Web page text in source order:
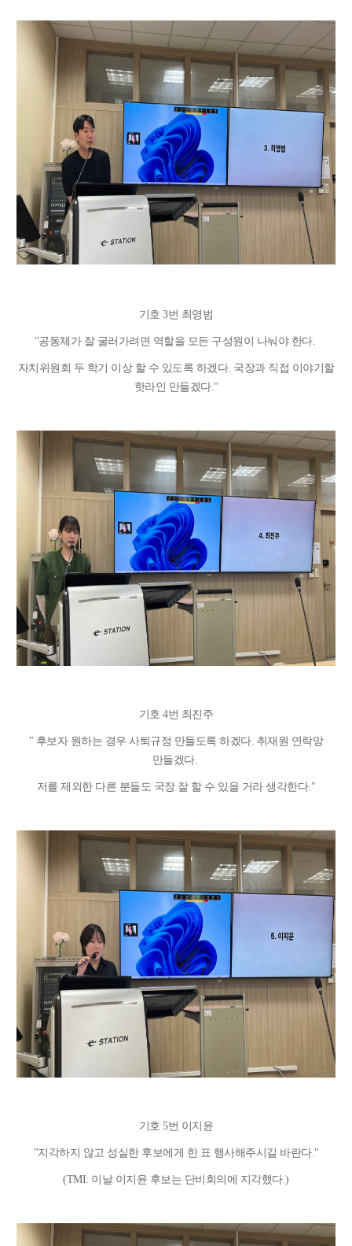
기호 3번 최영범
"공동체가 잘 굴러가려면 역할을 모든 구성원이 나눠야 한다.
자치위원회 두 학기 이상 할 수 있도록 하겠다. 국장과 직접 이야기할
핫라인 만들겠다."
기호 4번 최진주
" 후보자 원하는 경우 사퇴규정 만들도록 하겠다. 취재원 연락망
만들겠다.
저를 제외한 다른 분들도 국장 잘 할 수 있을 거라 생각한다."
기호 5번 이지윤
"지각하지 않고 성실한 후보에게 한 표 행사해주시길 바란다."
(TMI: 이날 이지윤 후보는 단비회의에 지각했다.)